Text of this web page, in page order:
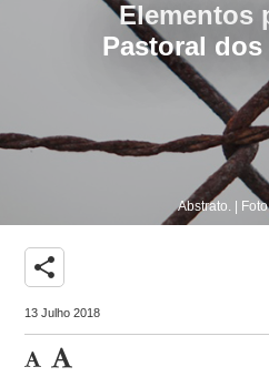
Elementos
Pastoral
Abstrato. |
share
13 Julho 2018